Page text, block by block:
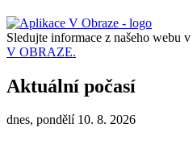
Sledujte informace z našeho webu v
V OBRAZE.
Aktuální počasí
dnes, pondělí 10. 8. 2026